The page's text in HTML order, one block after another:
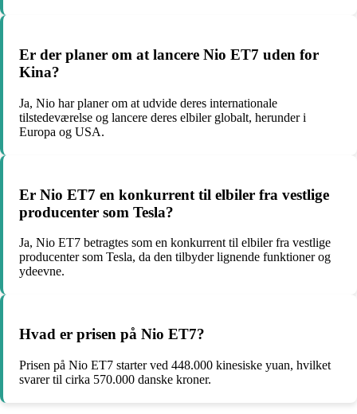
Er der planer om at lancere Nio ET7 uden for
Kina?
Ja, Nio har planer om at udvide deres internationale
tilstedeværelse og lancere deres elbiler globalt, herunder i
Europa og USA.
Er Nio ET7 en konkurrent til elbiler fra vestlige
producenter som Tesla?
Ja, Nio ET7 betragtes som en konkurrent til elbiler fra vestlige
producenter som Tesla, da den tilbyder lignende funktioner og
ydeevne.
Hvad er prisen på Nio ET7?
Prisen på Nio ET7 starter ved 448.000 kinesiske yuan, hvilket
svarer til cirka 570.000 danske kroner.